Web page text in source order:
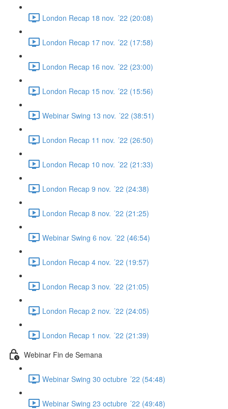
London Recap 18 nov. ´22 (20:08)
London Recap 17 nov. ´22 (17:58)
London Recap 16 nov. ´22 (23:00)
London Recap 15 nov. ´22 (15:56)
Webinar Swing 13 nov. ´22 (38:51)
London Recap 11 nov. ´22 (26:50)
London Recap 10 nov. ´22 (21:33)
London Recap 9 nov. ´22 (24:38)
London Recap 8 nov. ´22 (21:25)
Webinar Swing 6 nov. ´22 (46:54)
London Recap 4 nov. ´22 (19:57)
London Recap 3 nov. ´22 (21:05)
London Recap 2 nov. ´22 (24:05)
London Recap 1 nov. ´22 (21:39)
Webinar Fin de Semana
Webinar Swing 30 octubre ´22 (54:48)
Webinar Swing 23 octubre ´22 (49:48)